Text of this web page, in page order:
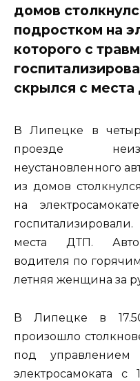
домов
подростком на
которого с
скрылся с
В Липецке в
проезде
неустановленного
из домов
на
места ДТП.
водителя по
летняя женщина за
В Липецке в
произошло
под управлением
электросамоката с